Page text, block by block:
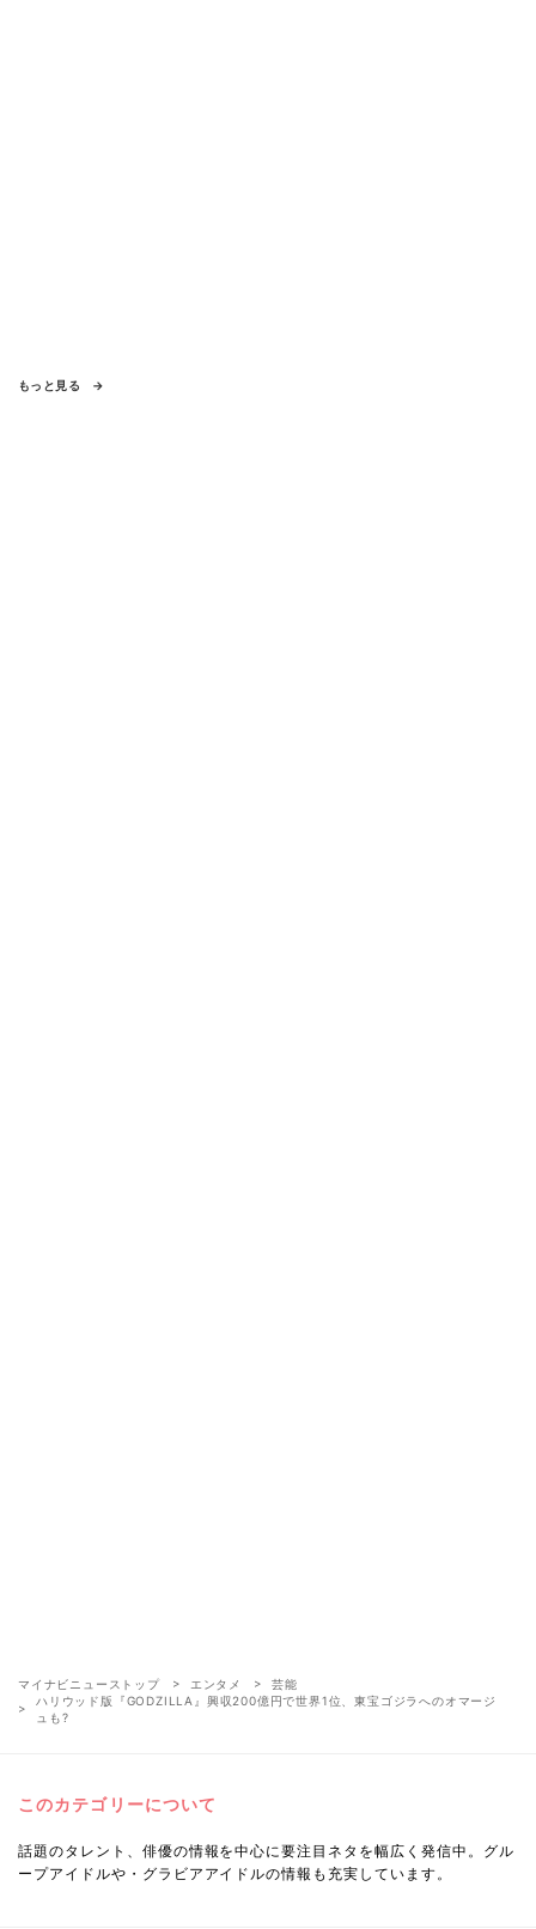
もっと見る
マイナビニューストップ エンタメ
芸能
ハリウッド版『GODZILLA』興収200億円で世界1位、東宝ゴジラへのオマージ
ュも?
このカテゴリーについて
話題のタレント、俳優の情報を中心に要注目ネタを幅広く発信中。グル
ープアイドルや・グラビアアイドルの情報も充実しています。